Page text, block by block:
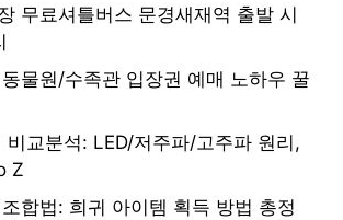
무료셔틀버스 문경새재역 출발 시
물원/수족관 입장권 예매 노하우 꿀
비교분석: LED/저주파/고주파 원리,
Z
합법: 희귀 아이템 획득 방법 총정